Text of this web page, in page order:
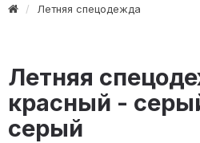
Летняя спецодежда
Летняя
красный -
серый